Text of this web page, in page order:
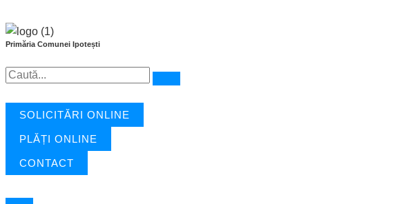
la
conținut
Primăria Comunei Ipotești
SOLICITĂRI ONLINE
PLĂȚI ONLINE
CONTACT